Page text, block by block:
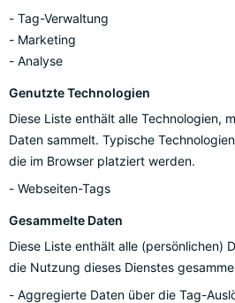
Tag-Verwaltung
Marketing
Analyse
Genutzte Technologien
Diese Liste enthält alle Technologien,
Daten sammelt. Typische
die im Browser platziert werden.
Webseiten-Tags
Gesammelte Daten
Diese Liste enthält alle (persönlichen)
die Nutzung dieses Dienstes
Aggregierte Daten über die Tag-